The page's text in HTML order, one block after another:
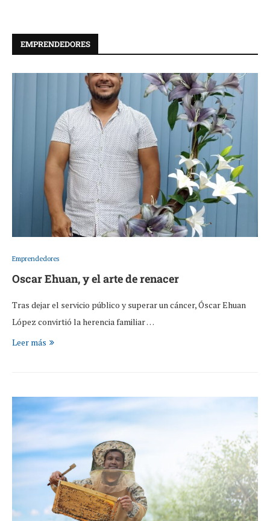
EMPRENDEDORES
Emprendedores
Oscar Ehuan, y el arte de renacer
Tras dejar el servicio público y superar un cáncer, Óscar Ehuan
López convirtió la herencia familiar …
Leer más